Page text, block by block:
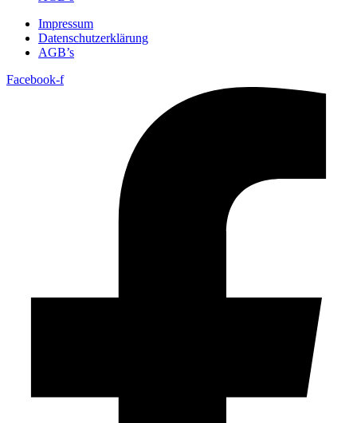
Impressum
Datenschutzerklärung
AGB’s
Facebook-f